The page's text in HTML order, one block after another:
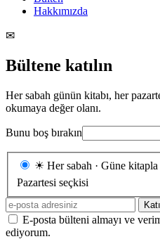
Hakkımızda
✉
Bültene katılın
Her sabah günün kitabı, her
okumaya değer olanı.
Bunu boş bırakın
Gönderim
☀ Her sabah · Güne kitapla
Pazartesi seçkisi
E-
posta
adresiniz
E-posta bülteni almayı ve
ediyorum.